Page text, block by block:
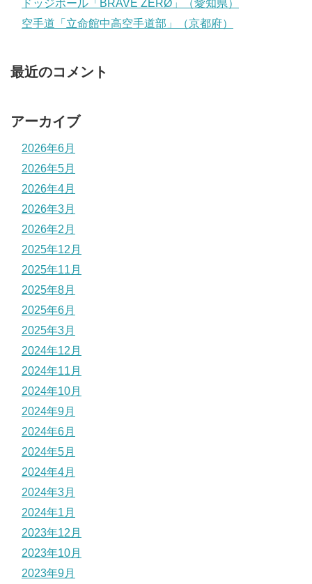
ドッジボール「BRAVE ZERØ」（愛知県）
空手道「立命館中高空手道部」（京都府）
最近のコメント
アーカイブ
2026年6月
2026年5月
2026年4月
2026年3月
2026年2月
2025年12月
2025年11月
2025年8月
2025年6月
2025年3月
2024年12月
2024年11月
2024年10月
2024年9月
2024年6月
2024年5月
2024年4月
2024年3月
2024年1月
2023年12月
2023年10月
2023年9月